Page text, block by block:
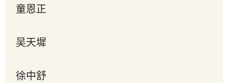
童恩正
吴天墀
徐中舒